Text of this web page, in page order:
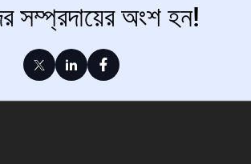
সম্প্রদায়ের অংশ হন!